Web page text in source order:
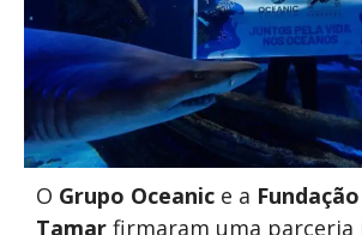
O Grupo Oceanic e a
Tamar firmaram uma parceria